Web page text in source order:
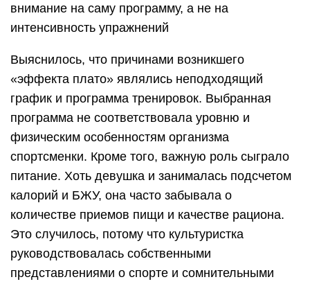
внимание на саму программу, а не на
интенсивность упражнений
Выяснилось, что причинами возникшего
«эффекта плато» являлись неподходящий
график и программа тренировок. Выбранная
программа не соответствовала уровню и
физическим особенностям организма
спортсменки. Кроме того, важную роль сыграло
питание. Хоть девушка и занималась подсчетом
калорий и БЖУ, она часто забывала о
количестве приемов пищи и качестве рациона.
Это случилось, потому что культуристка
руководствовалась собственными
представлениями о спорте и сомнительными